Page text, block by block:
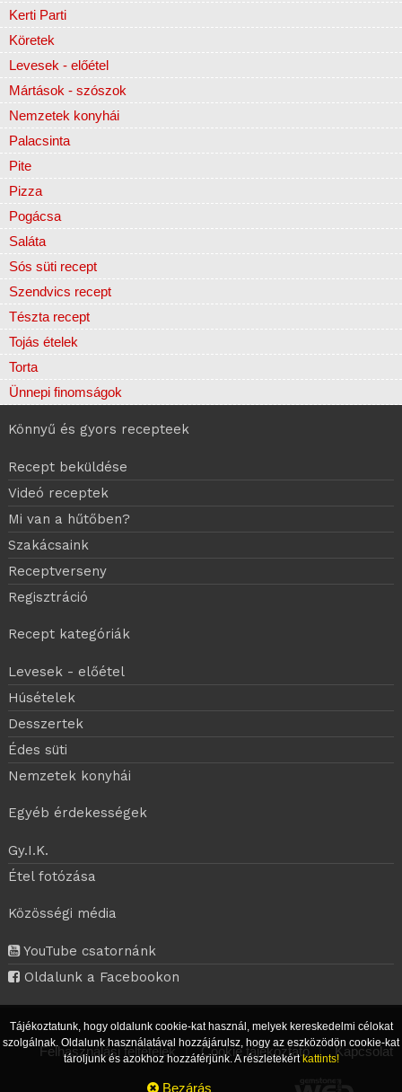
Kerti Parti
Köretek
Levesek - előétel
Mártások - szószok
Nemzetek konyhái
Palacsinta
Pite
Pizza
Pogácsa
Saláta
Sós süti recept
Szendvics recept
Tészta recept
Tojás ételek
Torta
Ünnepi finomságok
Könnyű és gyors recepteek
Recept beküldése
Videó receptek
Mi van a hűtőben?
Szakácsaink
Receptverseny
Regisztráció
Recept kategóriák
Levesek - előétel
Húsételek
Desszertek
Édes süti
Nemzetek konyhái
Egyéb érdekességek
Gy.I.K.
Étel fotózása
Közösségi média
YouTube csatornánk
Oldalunk a Facebookon
Felhasználási feltételek Cookie tájékoztató | Kapcsolat
Tájékoztatunk, hogy oldalunk cookie-kat használ, melyek kereskedelmi célokat
szolgálnak. Oldalunk használatával hozzájárulsz, hogy az eszközödön cookie-kat
tároljunk és azokhoz hozzáférjünk. A részletekértkattints!
Bezárás